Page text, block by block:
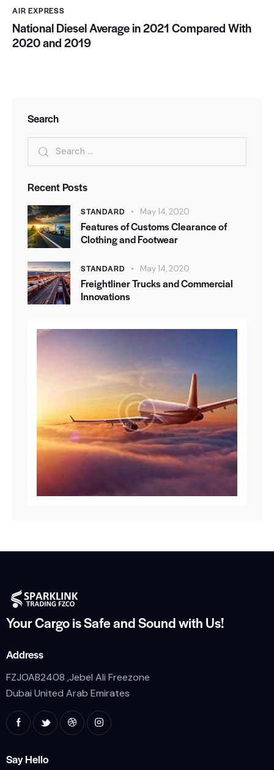
AIR EXPRESS
National Diesel Average in 2021 Compared With
2020 and 2019
Search
Recent Posts
STANDARD May 14, 2020
Features of Customs Clearance of
Clothing and Footwear
STANDARD May 14, 2020
Freightliner Trucks and Commercial
Innovations
Your Cargo is Safe andSound with Us!
Address
FZJOAB2408 ,Jebel Ali Freezone
Dubai United Arab Emirates
Say Hello